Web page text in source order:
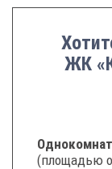
ЖК
(площадью